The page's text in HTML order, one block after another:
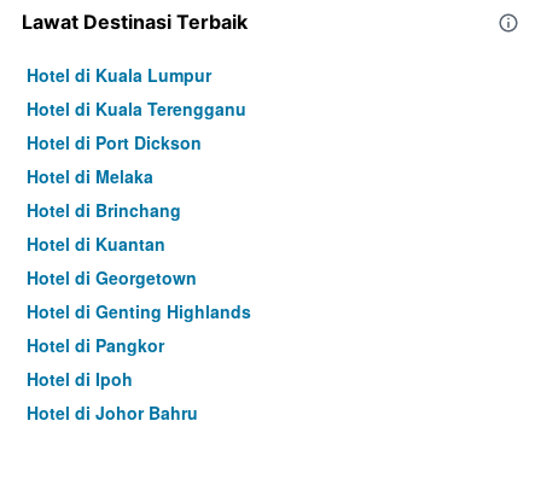
Lawat Destinasi Terbaik
Hotel di Kuala Lumpur
Hotel di Kuala Terengganu
Hotel di Port Dickson
Hotel di Melaka
Hotel di Brinchang
Hotel di Kuantan
Hotel di Georgetown
Hotel di Genting Highlands
Hotel di Pangkor
Hotel di Ipoh
Hotel di Johor Bahru